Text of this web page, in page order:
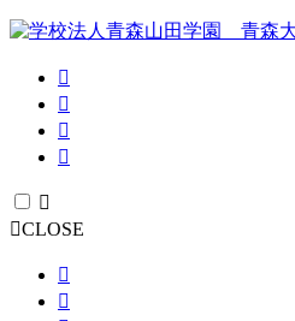
CLOSE